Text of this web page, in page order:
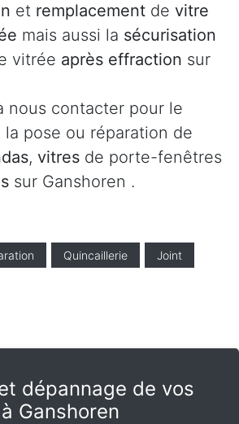
et remplacement de vitre
mais aussi la sécurisation
vitrée après effraction sur
nous contacter pour le
la pose ou réparation de
, vitres de porte-fenêtres
sur Ganshoren .
Quincaillerie Joint
dépannage de vos
Ganshoren